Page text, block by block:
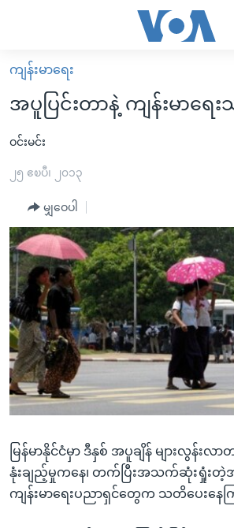
လွယ်ကူ
စေ
များ
အကြောင်းအရာ
သို့
ကျော်
ကြည့်
ရန်
ပင်မ
အ
ညွန်း
စာမျက်နှာ
ကျော်
ကြည့်
ရန်
ရှာဖွေ
မူလစာမျက်နှာ
မြန်မာ
ကမ္ဘာ့သတင်းများ
နိုင်ငံတကာ
တရုတ်
အစ္စရေး-ပါလက်စတိုင်း
ဗွီဒီယို
ရပ်ဝန်းတခု လမ်းတခု အလွန်
အင်္ဂလိပ်စာလေ့လာမယ်
အမေရိကန်သုံးအီဒီယံ
မကြေးမုံရဲ့ အင်္ဂလိပ်စာ
ရုပ်ရှင်ထဲက အင်္ဂလိပ်စာ
သုတပဒေသာ အင်္ဂလိပ်စာ
အပတ်စဉ်ကဏ္ဍများ
ရေဒီယို
တီဗွီ
ရေဒီယိုနှင့်ရုပ်သံ အချက်အလက်များ
ရေဒီယို/တီဗွီအစီအစဉ်
Learning English
ဘာသာစကားများ
ကျန်းမာရေး
အပူပြင်းတာနဲ့ ကျန်းမာရေ
ဝင်းမင်း
၂၅ ဧၿပီ၊ ၂၀၁၃
မျှဝေပါ
မြန်မာနိုင်ငံမှာ ဒီနှစ် အပူချိန် များလွန်းလ
နုံးချည့်မှုကနေ၊ တက်ပြီးအသက်ဆုံးရှုံး
ကျန်းမာရေးပညာရှင်တွေက သတိပေးနေ